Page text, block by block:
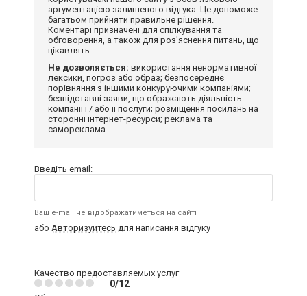
аргументацією залишеного відгука. Це допоможе
багатьом прийняти правильне рішення.
Коментарі призначені для спілкування та
обговорення, а також для роз'яснення питань, що
цікавлять.
Не дозволяється: використання ненормативної
лексики, погроз або образ; безпосереднє
порівняння з іншими конкуруючими компаніями;
безпідставні заяви, що ображають діяльність
компанії і / або її послуги; розміщення посилань на
сторонні інтернет-ресурси; реклама та
самореклама.
Введіть email:
Ваш e-mail не відображатиметься на сайті
або Авторизуйтесь для написання відгуку
Качество предоставляемых услуг
0/12